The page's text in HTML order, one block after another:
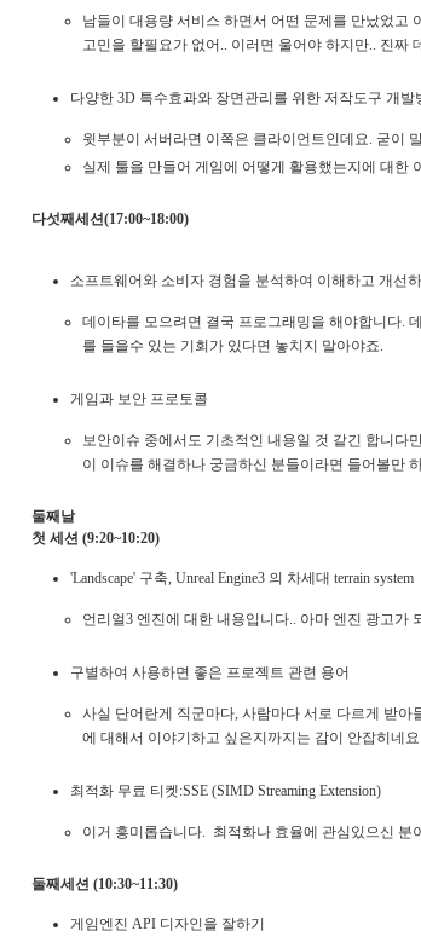
남들이 대용량 서비스 하면서 어떤 문제를 만났었고
고민을 할필요가 없어.. 이러면 울어야 하지만.. 진짜
다양한 3D 특수효과와 장면관리를 위한 저작도구 개발
윗부분이 서버라면 이쪽은 클라이언트인데요. 굳이
실제 툴을 만들어 게임에 어떻게 활용했는지에 대한
다섯째세션(17:00~18:00)
소프트웨어와 소비자 경험을 분석하여 이해하고 개선하
데이타를 모으려면 결국 프로그래밍을 해야합니다.
를 들을수 있는 기회가 있다면 놓치지 말아야죠.
게임과 보안 프로토콜
보안이슈 중에서도 기초적인 내용일 것 같긴 합니다
이 이슈를 해결하나 궁금하신 분들이라면 들어볼만
둘째날
첫 세션 (9:20~10:20)
'Landscape' 구축, Unreal Engine3 의 차세대 terrain system
언리얼3 엔진에 대한 내용입니다.. 아마 엔진 광고가
구별하여 사용하면 좋은 프로젝트 관련 용어
사실 단어란게 직군마다, 사람마다 서로 다르게 받
에 대해서 이야기하고 싶은지까지는 감이 안잡히네요.
최적화 무료 티켓:SSE (SIMD Streaming Extension)
이거 흥미롭습니다. 최적화나 효율에 관심있으신 분
둘째세션 (10:30~11:30)
게임엔진 API 디자인을 잘하기